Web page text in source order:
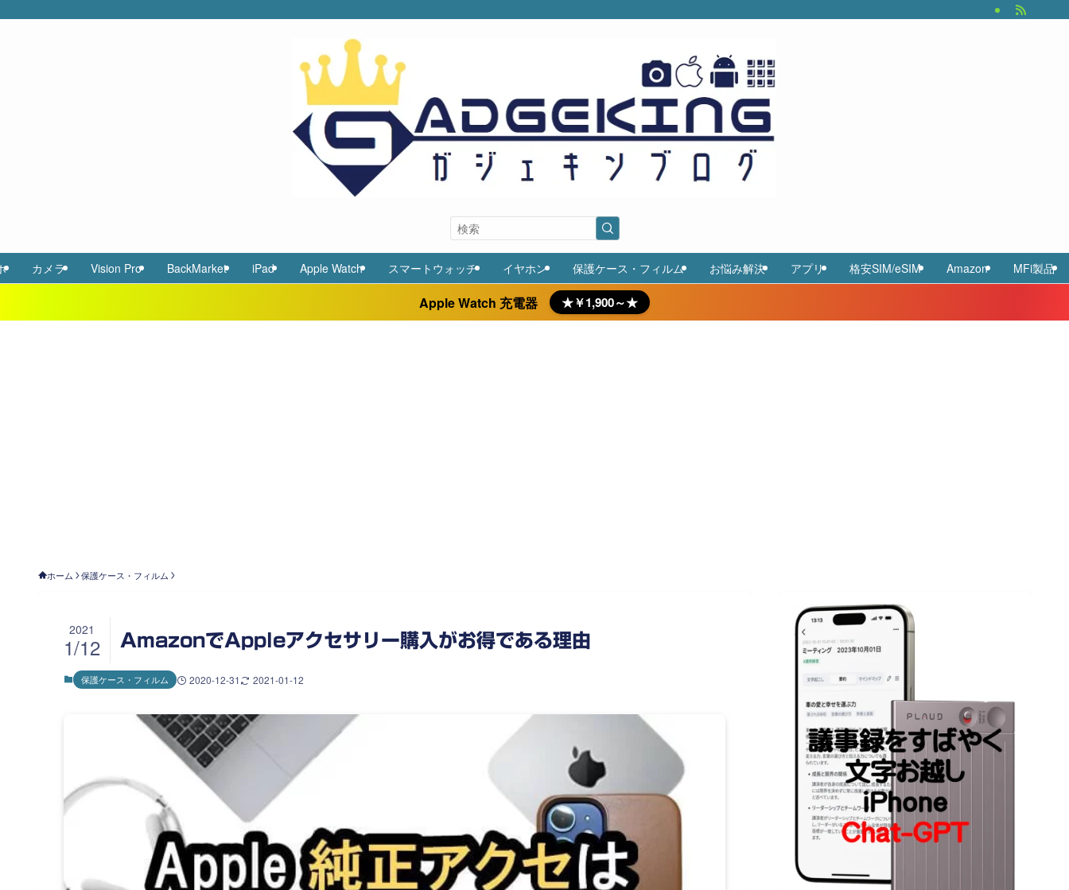
カメラ Vision Pro BackMarket iPad Apple Watch スマートウォッチ イヤホン 保護ケース・フィルム お悩み解決 アプリ 格安SIM/eSIM Amazon MFi製品
Apple Watch 充電器 ★￥1,900～★
ホーム 保護ケース・フィルム
AmazonでAppleアクセサリー購入がお得である理由
2021
1/12
保護ケース・フィルム 2020-12-31 2021-01-12